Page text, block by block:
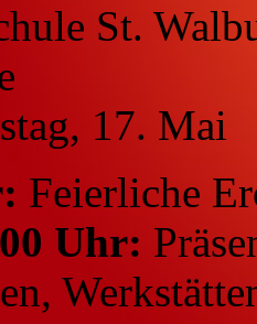
St.
17. Mai
Feierliche
Uhr: